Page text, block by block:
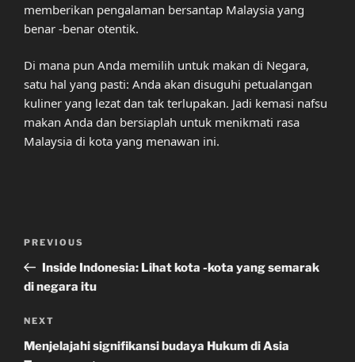
memberikan pengalaman bersantap Malaysia yang
benar -benar otentik.
Di mana pun Anda memilih untuk makan di Negara,
satu hal yang pasti: Anda akan disuguhi petualangan
kuliner yang lezat dan tak terlupakan. Jadi kemasi nafsu
makan Anda dan bersiaplah untuk menikmati rasa
Malaysia di kota yang menawan ini.
Previous
Post
PREVIOUS
Inside Indonesia: Lihat kota -kota yang semarak
di negara itu
Next
Post
NEXT
Menjelajahi signifikansi budaya Hukum di Asia